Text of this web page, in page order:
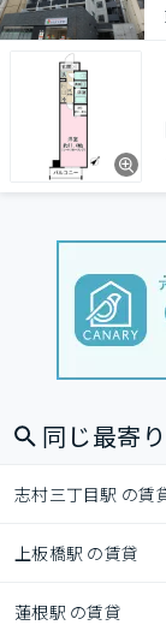
同じ最寄
志村三丁目駅 の賃
上板橋駅 の賃貸
蓮根駅 の賃貸